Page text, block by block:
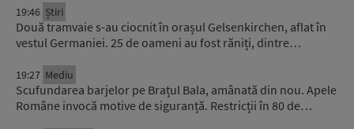
19:46 Știri
Două tramvaie s-au ciocnit în orașul Gelsenkirchen, aflat în
vestul Germaniei. 25 de oameni au fost răniți, dintre…
19:27 Mediu
Scufundarea barjelor pe Brațul Bala, amânată din nou. Apele
Române invocă motive de siguranță. Restricții în 80 de…